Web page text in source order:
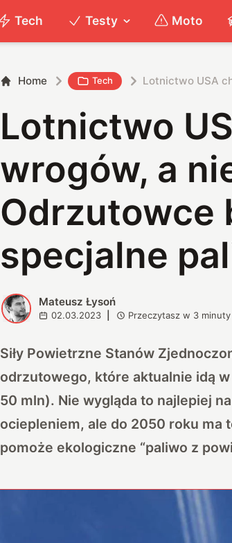
Tech Testy Moto
Home Tech Lotnictwo USA
Lotnictwo
wrogów, a
Odrzutowce
specjalne
M Mateusz Łysoń
02.03.2023 Przeczytasz w 3 minuty
Siły Powietrzne Stanów
odrzutowego, które aktualnie idą
50 mln). Nie wygląda to najlepiej
ociepleniem, ale do 2050 roku ma
pomoże ekologiczne “paliwo z